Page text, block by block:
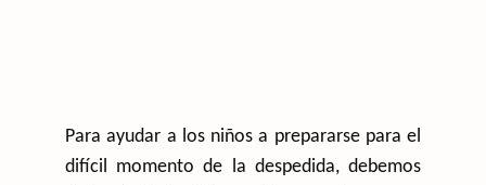
Para ayudar a los niños a prepararse para el
difícil momento de la despedida, debemos